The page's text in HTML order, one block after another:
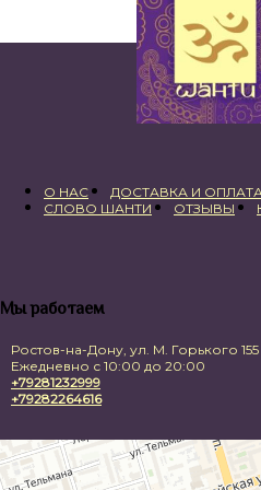
О НАС ДОСТАВКА И ОПЛАТА
СЛОВО ШАНТИ
ОТЗЫВЫ
Мы работаем
Ростов-на-Дону, ул. М. Горького 155
Ежедневно с 10:00 до 20:00
+79281232999
+79282264616